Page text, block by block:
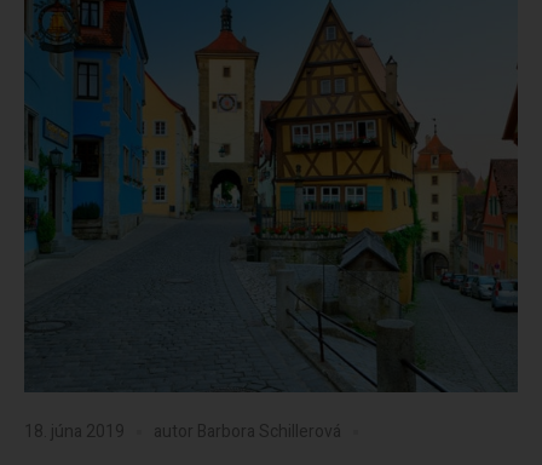
18. júna 2019 autor Barbora Schillerová